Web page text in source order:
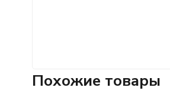
Похожие товары